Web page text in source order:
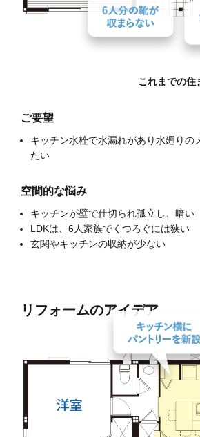
ご要望
キッチン水栓で水漏れがあり水廻りの
たい
空間的な悩み
キッチンが壁で仕切られ孤立し、暗い
LDKは、6人家族でくつろぐには狭い
玄関やキッチンの収納が少ない
これまでの住
リフォームのアイデア